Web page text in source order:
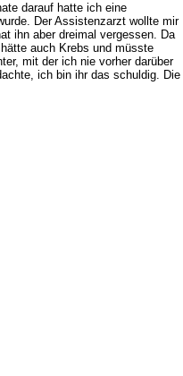
darauf hatte ich eine
Der Assistenzarzt wollte mir
ihn aber dreimal vergessen. Da
auch Krebs und müsste
mit der ich nie vorher darüber
ich bin ihr das schuldig. Die